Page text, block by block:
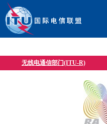
无线电通信部门(ITU-R)